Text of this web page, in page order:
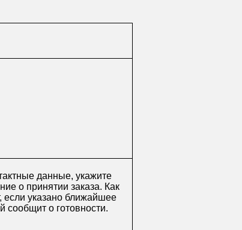
данные, укажите
о принятии заказа. Как
если указано ближайшее
сообщит о готовности.